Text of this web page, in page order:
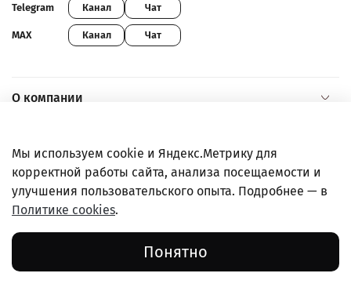
О компании
Покупателям
Telegram Канал Чат
MAX Канал Чат
Правовая информация
© ООО "МХТ", 2022-2026
Мы используем cookie и Яндекс.Метрику для
корректной работы сайта, анализа посещаемости и
улучшения пользовательского опыта. Подробнее — в
Политике cookies.
Понятно